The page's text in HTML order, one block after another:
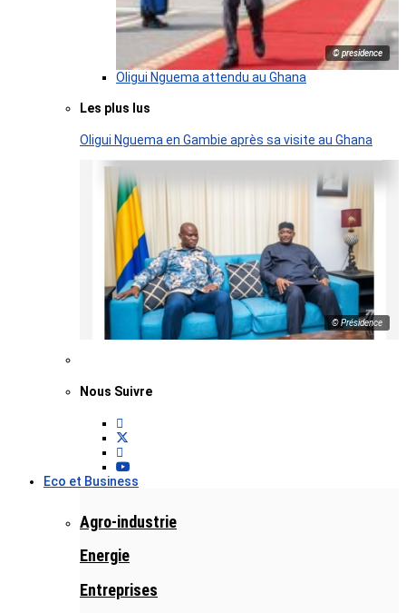
© presidence
Oligui Nguema attendu au Ghana
Les plus lus
Oligui Nguema en Gambie après sa visite au Ghana
© Présidence
Nous Suivre
Eco et Business
Agro-industrie
Energie
Entreprises